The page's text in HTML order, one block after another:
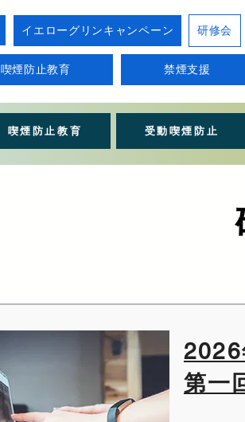
イエローグリンキャンペーン 研修会
喫煙防止教育 禁煙支援
喫煙防止教育 受動喫煙防止
第一